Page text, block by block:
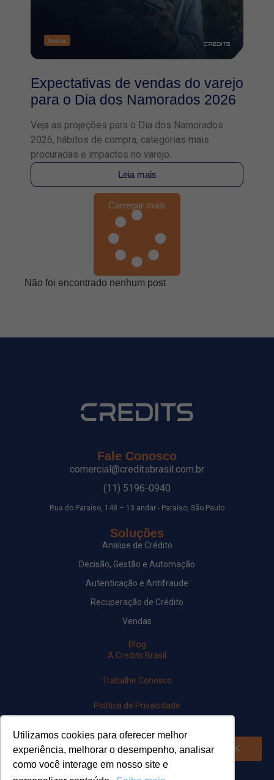
Utilizamos cookies para oferecer melhor
experiência, melhorar o desempenho, analisar
como você interage em nosso site e
Expectativas de vendas do varejo
para o Dia dos Namorados 2026
Veja as projeções para o Dia dos Namorados
2026, hábitos de compra, categorias mais
procuradas e impactos no varejo.
Leia mais
Carregar mais
Não foi encontrado nenhum post
Fale Conosco
comercial@creditsbrasil.com.br
(11) 5196-0940
Rua do Paraíso, 148 – 13 andar - Paraíso, São Paulo
Soluções
Analise de Crédito
Decisão, Gestão e Automação
Autenticação e Antifraude
Recuperação de Crédito
Vendas
Blog
A Credits Brasil
Trabalhe Conosco
Política de Privacidade
Newsletter
OK
Siga-nos em nossas redes